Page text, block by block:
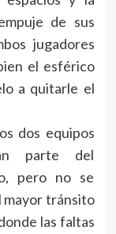
de sus
jugadores
el esférico
a quitarle el
dos equipos
parte del
pero no se
mayor tránsito
las faltas